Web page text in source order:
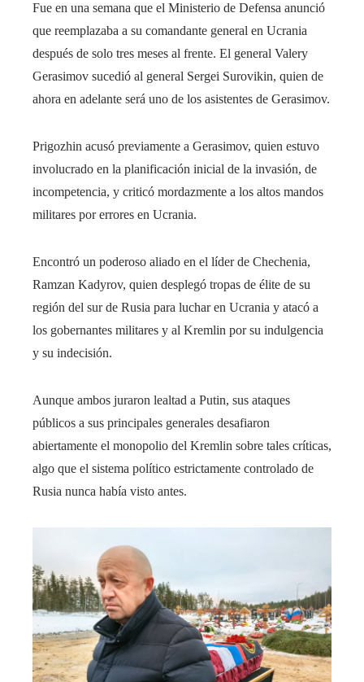
Fue en una semana que el Ministerio de Defensa anunció
que reemplazaba a su comandante general en Ucrania
después de solo tres meses al frente. El general Valery
Gerasimov sucedió al general Sergei Surovikin, quien de
ahora en adelante será uno de los asistentes de Gerasimov.
Prigozhin acusó previamente a Gerasimov, quien estuvo
involucrado en la planificación inicial de la invasión, de
incompetencia, y criticó mordazmente a los altos mandos
militares por errores en Ucrania.
Encontró un poderoso aliado en el líder de Chechenia,
Ramzan Kadyrov, quien desplegó tropas de élite de su
región del sur de Rusia para luchar en Ucrania y atacó a
los gobernantes militares y al Kremlin por su indulgencia
y su indecisión.
Aunque ambos juraron lealtad a Putin, sus ataques
públicos a sus principales generales desafiaron
abiertamente el monopolio del Kremlin sobre tales críticas,
algo que el sistema político estrictamente controlado de
Rusia nunca había visto antes.